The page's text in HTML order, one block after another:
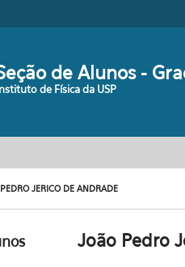
de Alunos -
de Física da USP
JERICO DE ANDRADE
João Pedro